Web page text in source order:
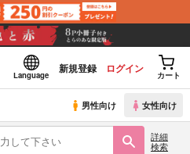
Language
新規登録 ログイン
カート
男性向け 女性向け
詳細
検索